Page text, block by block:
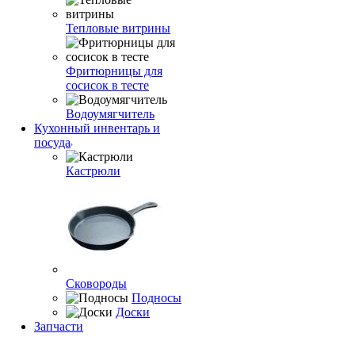
Тепловые витрины
Фритюрницы для
сосисок в тесте
Водоумягчитель
Кухонный инвентарь и
посуда
Кастрюли
Сковороды
Подносы
Доски
Запчасти